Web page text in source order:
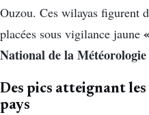
Ouzou. Ces wilayas figurent
placées sous vigilance jaune
National de la
Des pics atteignant
pays